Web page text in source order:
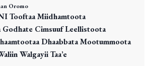
Oromo
Tooftaa Miidhamtoota
Godhate Cimsuuf Leellistoota
Dhaabbata Mootummoota
Walgayii Taa’e